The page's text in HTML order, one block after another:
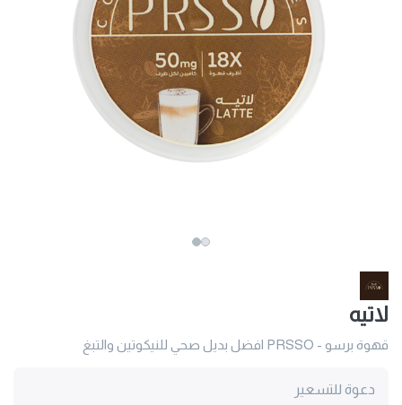
لاتيه
قهوة برسو - PRSSO افضل بديل صحي للنيكوتين والتبغ
دعوة للتسعير